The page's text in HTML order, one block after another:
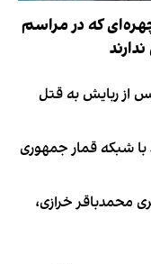
ممنوعه کریستیانو؛ ۱۰ چهره‌ای که در مراسم
از ربایش به قتل
با شبکه قمار جمهوری
محمدباقر خرازی،